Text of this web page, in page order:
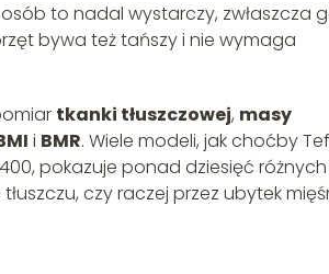
to nadal wystarczy, zwłaszcza
bywa też tańszy i nie wymaga
tkanki tłuszczowej, masy
i BMR. Wiele modeli, jak choćby
pokazuje ponad dziesięć różnych
czy raczej przez ubytek